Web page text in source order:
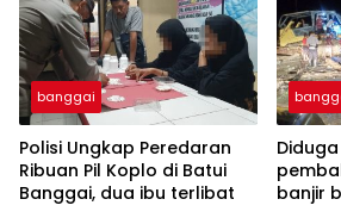
banggai
Polisi Ungkap Peredaran
Ribuan Pil Koplo di Batui
Banggai, dua ibu terlibat
banjir